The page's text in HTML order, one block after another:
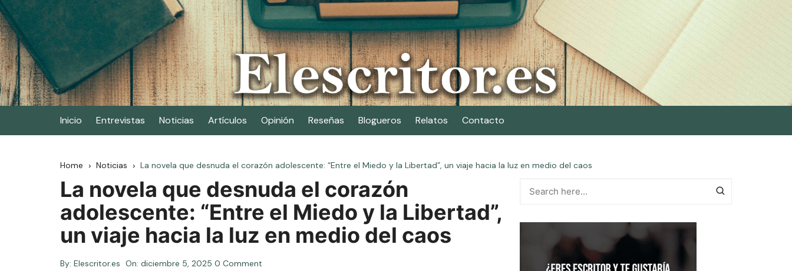
Skip
to
content
Elescritor.es
El periódico digital de los escritores
Inicio Entrevistas Noticias Artículos Opinión Reseñas Blogueros Relatos Contacto
Home Noticias La novela que desnuda el corazón adolescente: “Entre el Miedo y la Libertad”, un viaje hacia la luz en medio del caos
La novela que desnuda el corazón
adolescente: “Entre el Miedo y la Libertad”,
un viaje hacia la luz en medio del caos
By: Elescritor.es On: diciembre 5, 2025 0 Comment